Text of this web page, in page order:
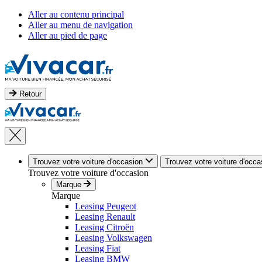
Aller au contenu principal
Aller au menu de navigation
Aller au pied de page
Retour
Trouvez votre voiture d'occasion Trouvez votre voiture
Trouvez votre voiture d'occasion
Marque
Marque
Leasing Peugeot
Leasing Renault
Leasing Citroën
Leasing Volkswagen
Leasing Fiat
Leasing BMW